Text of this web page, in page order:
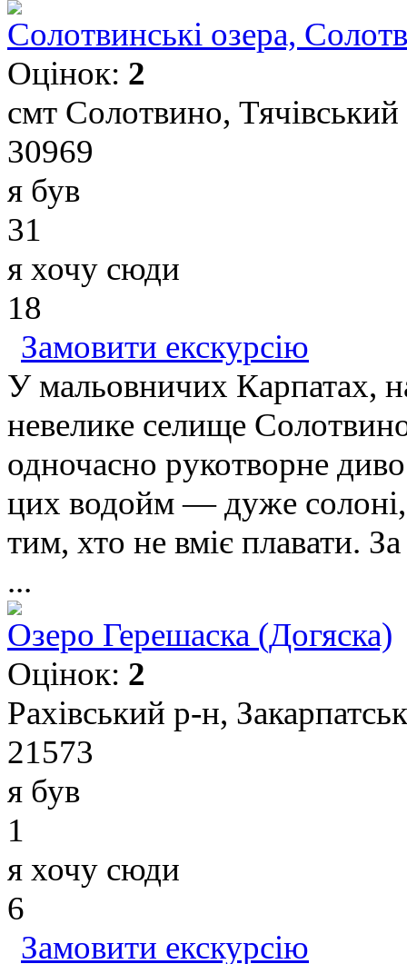
Солотвинські озера,
Оцінок: 2
смт Солотвино,
30969
я був
31
я хочу сюди
18
Замовити екскурсію
У мальовничих Карпатах,
невелике селище
одночасно рукотворне
цих водойм — дуже солоні,
тим, хто не вміє плавати.
...
Озеро Герешаска (Догяска)
Оцінок: 2
Рахівський р-н,
21573
я був
1
я хочу сюди
6
Замовити екскурсію